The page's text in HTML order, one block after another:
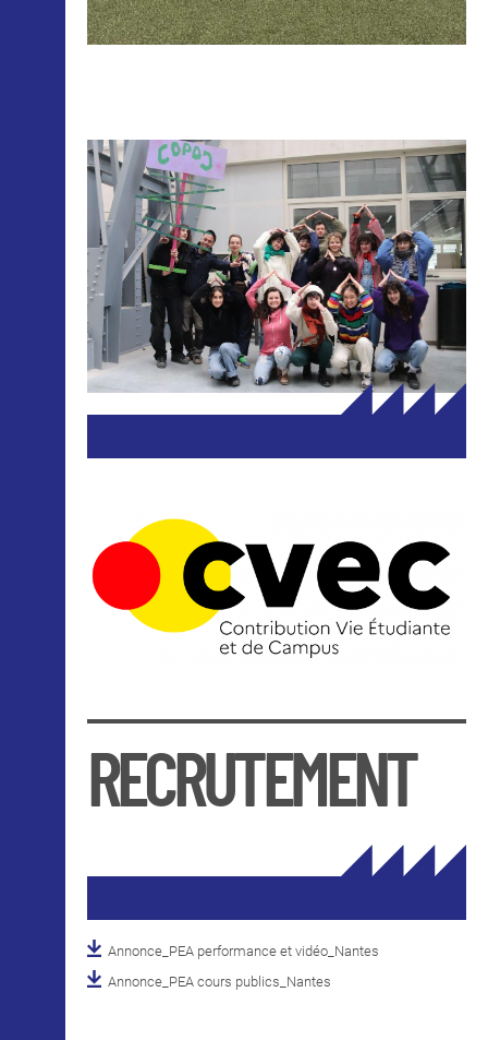
RECRUTEMENT
Annonce_PEA performance et vidéo_Nantes
Annonce_PEA cours publics_Nantes